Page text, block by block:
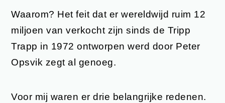
Waarom? Het feit dat er wereldwijd ruim 12
miljoen van verkocht zijn sinds de Tripp
Trapp in 1972 ontworpen werd door Peter
Opsvik zegt al genoeg.
Voor mij waren er drie belangrijke redenen.